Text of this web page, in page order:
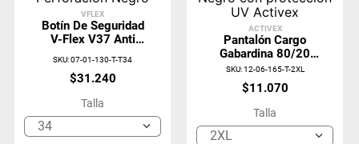
VFLEX
Botín De Seguridad
V-Flex V37 Anti
SKU:07-01-130-T-T34
$31 .240
Talla
34
ACTIVEX
Pantalón Cargo
Gabardina 80/20
Negro Con
Protección UV
Activex
SKU:12-06-165-T-2XL
$11 .070
Talla
2XL